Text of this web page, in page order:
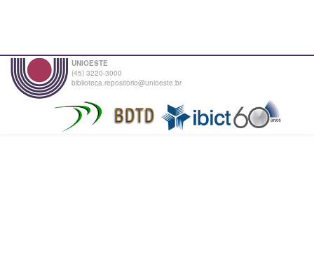
UNIOESTE
(45) 3220-3000
biblioteca.repositorio@unioeste.br